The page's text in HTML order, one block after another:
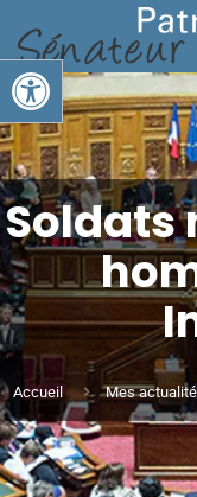
Ouvrir la barre d’outils
Soldats
Accueil Mes